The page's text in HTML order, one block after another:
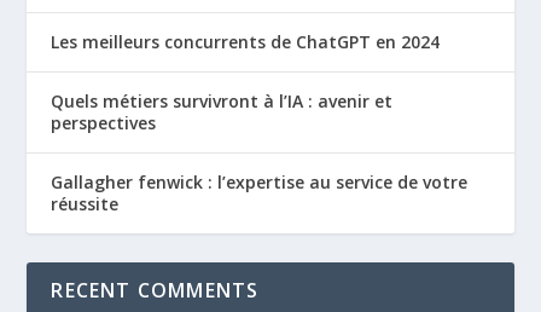
Les meilleurs concurrents de ChatGPT en 2024
Quels métiers survivront à l’IA : avenir et
perspectives
Gallagher fenwick : l’expertise au service de votre
réussite
RECENT COMMENTS